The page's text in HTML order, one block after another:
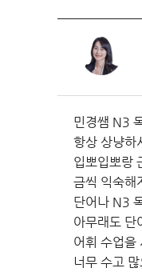
민경쌤 N3
항상 상냥하
입뽀입뽀랑
금씩 익숙해
단어나 N3
아무래도 단
어휘 수업을
너무 수고